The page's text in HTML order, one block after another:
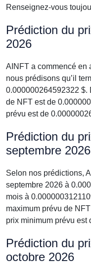
Renseignez-vous
Prédiction du
2026
AINFT a commencé en
nous prédisons qu’il
0.000000264592322 $.
de NFT est de
prévu est de
Prédiction du
septembre 2026
Selon nos prédictions,
septembre 2026 à
mois à
maximum prévu de
prix minimum prévu est
Prédiction du
octobre 2026